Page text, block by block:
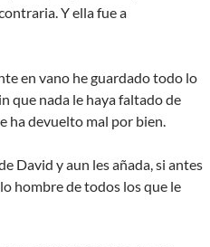
Y ella fue a
en vano he guardado todo lo
que nada le haya faltado de
ha devuelto mal por bien.
David y aun les añada, si antes
hombre de todos los que le